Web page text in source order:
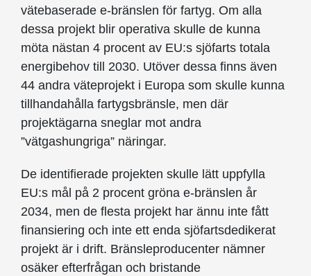
vätebaserade e-bränslen för fartyg. Om alla
dessa projekt blir operativa skulle de kunna
möta nästan 4 procent av EU:s sjöfarts totala
energibehov till 2030. Utöver dessa finns även
44 andra väteprojekt i Europa som skulle kunna
tillhandahålla fartygsbränsle, men där
projektägarna sneglar mot andra
”vätgashungriga” näringar.
De identifierade projekten skulle lätt uppfylla
EU:s mål på 2 procent gröna e-bränslen år
2034, men de flesta projekt har ännu inte fått
finansiering och inte ett enda sjöfartsdedikerat
projekt är i drift. Bränsleproducenter nämner
osäker efterfrågan och bristande